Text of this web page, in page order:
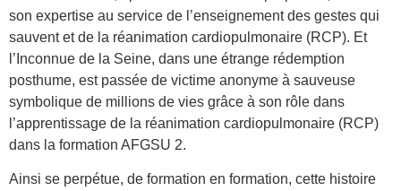
son expertise au service de l’enseignement des gestes qui
sauvent et de la réanimation cardiopulmonaire (RCP). Et
l’Inconnue de la Seine, dans une étrange rédemption
posthume, est passée de victime anonyme à sauveuse
symbolique de millions de vies grâce à son rôle dans
l’apprentissage de la réanimation cardiopulmonaire (RCP)
dans la formation AFGSU 2.
Ainsi se perpétue, de formation en formation, cette histoire